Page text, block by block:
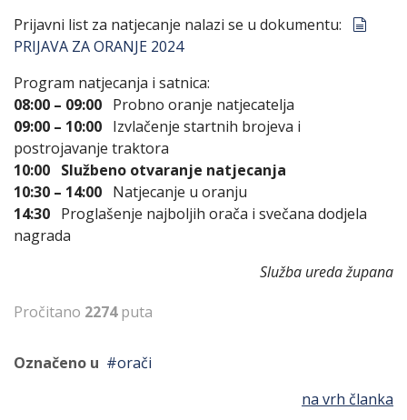
Prijavni list za natjecanje nalazi se u dokumentu:
PRIJAVA ZA ORANJE 2024
Program natjecanja i satnica:
08:00 – 09:00 Probno oranje natjecatelja
09:00 – 10:00 Izvlačenje startnih brojeva i
postrojavanje traktora
10:00 Službeno otvaranje natjecanja
10:30 – 14:00 Natjecanje u oranju
14:30 Proglašenje najboljih orača i svečana dodjela
nagrada
Služba ureda župana
Pročitano 2274puta
Označeno u
orači
na vrh članka